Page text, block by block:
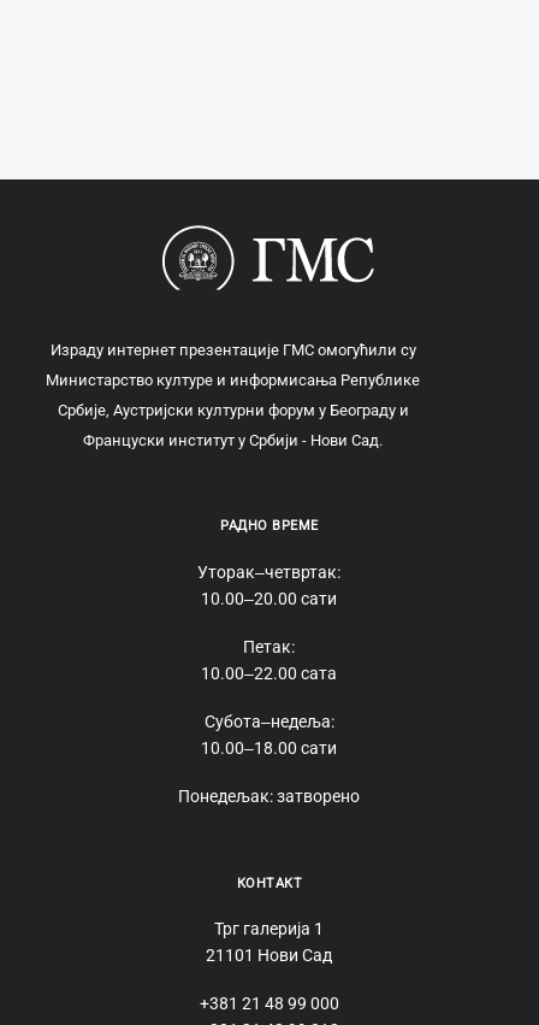
Израду интернет презентације ГМС омогућили су
Министарство културе и информисања Републике
Србије, Аустријски културни форум у Београду и
Француски институт у Србији - Нови Сад.
РАДНО ВРЕМЕ
Уторак‒четвртак:
10.00‒20.00 сати
Петак:
10.00‒22.00 сата
Субота‒недеља:
10.00‒18.00 сати
Понедељак: затворено
КОНТАКТ
Трг галерија 1
21101 Нови Сад
+381 21 48 99 000